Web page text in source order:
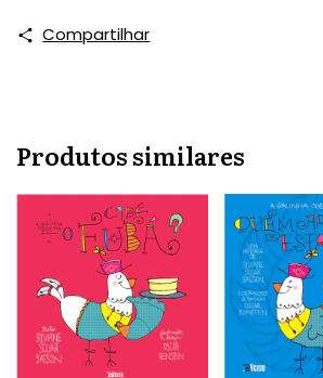
Compartilhar
Produtos similares